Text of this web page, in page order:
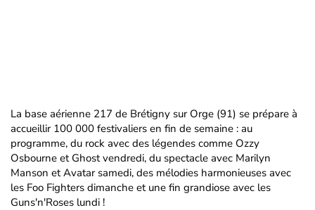
La base aérienne 217 de Brétigny sur Orge (91) se prépare à
accueillir 100 000 festivaliers en fin de semaine : au
programme, du rock avec des légendes comme Ozzy
Osbourne et Ghost vendredi, du spectacle avec Marilyn
Manson et Avatar samedi, des mélodies harmonieuses avec
les Foo Fighters dimanche et une fin grandiose avec les
Guns'n'Roses lundi !